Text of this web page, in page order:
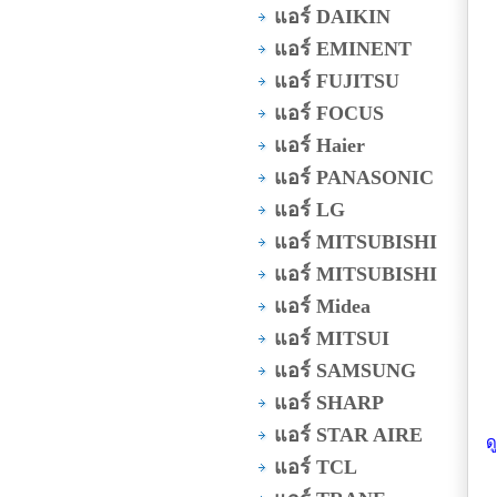
แอร์ DAIKIN
แอร์ EMINENT
แอร์ FUJITSU
แอร์ FOCUS
แอร์ Haier
แอร์ PANASONIC
แอร์ LG
แอร์ MITSUBISHI
แอร์ MITSUBISHI
แอร์ Midea
แอร์ MITSUI
แอร์ SAMSUNG
แอร์ SHARP
แอร์ STAR AIRE
แอร์ TCL